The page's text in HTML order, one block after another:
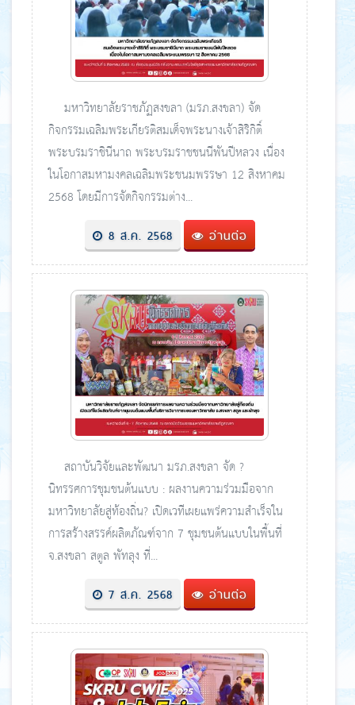
มหาวิทยาลัยราชภัฏสงขลา (มรภ.สงขลา) จัด
กิจกรรมเฉลิมพระเกียรติสมเด็จพระนางเจ้าสิริกิติ์
พระบรมราชินีนาถ พระบรมราชชนนีพันปีหลวง เนื่อง
ในโอกาสมหามงคลเฉลิมพระชนมพรรษา 12 สิงหาคม
2568 โดยมีการจัดกิจกรรมต่าง...
8 ส.ค. 2568 อ่านต่อ
สถาบันวิจัยและพัฒนา มรภ.สงขลา จัด ?
นิทรรศการชุมชนต้นแบบ : ผลงานความร่วมมือจาก
มหาวิทยาลัยสู่ท้องถิ่น? เปิดเวทีเผยแพร่ความสำเร็จใน
การสร้างสรรค์ผลิตภัณฑ์จาก 7 ชุมชนต้นแบบในพื้นที่
จ.สงขลา สตูล พัทลุง ที่...
7 ส.ค. 2568 อ่านต่อ